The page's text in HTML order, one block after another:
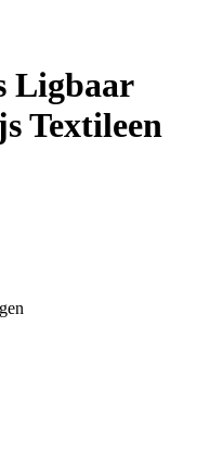
Ligbaar
Textileen